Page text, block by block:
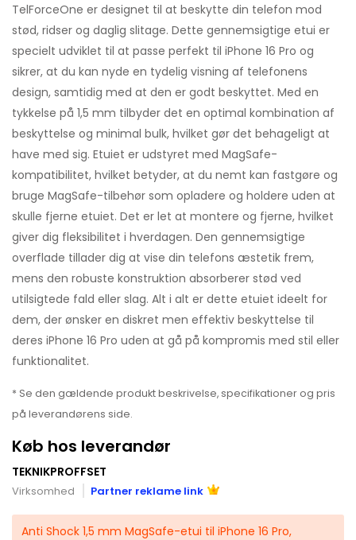
TelForceOne er designet til at beskytte din telefon mod
stød, ridser og daglig slitage. Dette gennemsigtige etui er
specielt udviklet til at passe perfekt til iPhone 16 Pro og
sikrer, at du kan nyde en tydelig visning af telefonens
design, samtidig med at den er godt beskyttet. Med en
tykkelse på 1,5 mm tilbyder det en optimal kombination af
beskyttelse og minimal bulk, hvilket gør det behageligt at
have med sig. Etuiet er udstyret med MagSafe-
kompatibilitet, hvilket betyder, at du nemt kan fastgøre og
bruge MagSafe-tilbehør som opladere og holdere uden at
skulle fjerne etuiet. Det er let at montere og fjerne, hvilket
giver dig fleksibilitet i hverdagen. Den gennemsigtige
overflade tillader dig at vise din telefons æstetik frem,
mens den robuste konstruktion absorberer stød ved
utilsigtede fald eller slag. Alt i alt er dette etuiet ideelt for
dem, der ønsker en diskret men effektiv beskyttelse til
deres iPhone 16 Pro uden at gå på kompromis med stil eller
funktionalitet.
* Se den gældende produkt beskrivelse, specifikationer og pris
på leverandørens side.
Køb hos leverandør
TEKNIKPROFFSET
Virksomhed Partner reklame link
Anti Shock 1,5 mm MagSafe-etui til iPhone 16 Pro,